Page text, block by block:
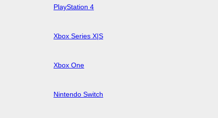
PlayStation 4
Xbox Series X|S
Xbox One
Nintendo Switch